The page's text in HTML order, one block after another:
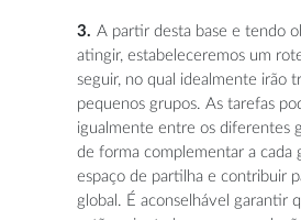
A partir desta base e tendo
atingir, estabeleceremos um
seguir, no qual idealmente irão
pequenos grupos. As tarefas
igualmente entre os diferentes
de forma complementar a cada
espaço de partilha e contribuir
global. É aconselhável garantir